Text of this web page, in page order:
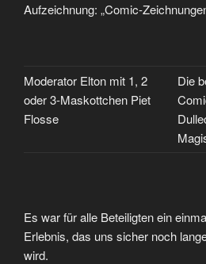
Aufzeichnung: „Comic-
Moderator Elton mit 1, 2
oder 3-Maskottchen Piet
Flosse
Die
Es war für alle Beteiligten ein
Erlebnis, das uns sicher noch
wird.